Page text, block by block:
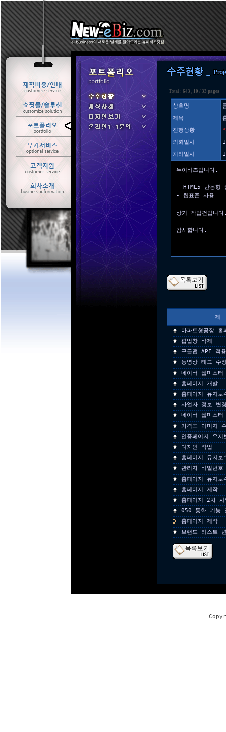
Total : 643 , 10 / 33 pages
상호명
제목
진행상황
의뢰일시
처리일시
뉴이비즈입니다.
- HTML5 반응형
- 웹표준 사용
상기 작업건입니
감사합니다.
아파트형공장 홈
팝업창 삭제
구글맵 API 적용
동영상 태그 수
네이버 웹마스
홈페이지 개발
홈페이지 유지보
사업자 정보 변
네이버 웹마스
가격표 이미지
인증페이지 유지
디자인 작업
홈페이지 유지보
관리자 비밀번호
홈페이지 유지보
홈페이지 제작
홈페이지 2차 시
050 통화 기능
홈페이지 제작
브랜드 리스트
ㆍ 수주현황
ㆍ 제작사례